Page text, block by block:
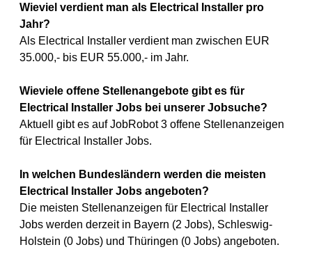
Wieviel verdient man als Electrical Installer pro
Jahr?
Als Electrical Installer verdient man zwischen EUR
35.000,- bis EUR 55.000,- im Jahr.
Wieviele offene Stellenangebote gibt es für
Electrical Installer Jobs bei unserer Jobsuche?
Aktuell gibt es auf JobRobot 3 offene Stellenanzeigen
für Electrical Installer Jobs.
In welchen Bundesländern werden die meisten
Electrical Installer Jobs angeboten?
Die meisten Stellenanzeigen für Electrical Installer
Jobs werden derzeit in Bayern (2 Jobs), Schleswig-
Holstein (0 Jobs) und Thüringen (0 Jobs) angeboten.